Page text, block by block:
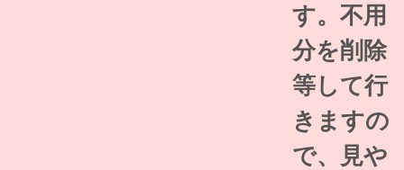
す。不用
分を削除
等して行
きますの
で、見や